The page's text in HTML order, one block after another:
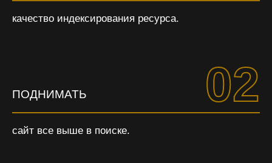
качество индексирования ресурса.
ПОДНИМАТЬ 02
сайт все выше в поиске.